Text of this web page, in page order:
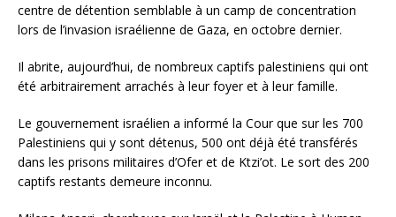
centre de détention semblable à un camp de concentration
lors de l’invasion israélienne de Gaza, en octobre dernier.
Il abrite, aujourd’hui, de nombreux captifs palestiniens qui ont
été arbitrairement arrachés à leur foyer et à leur famille.
Le gouvernement israélien a informé la Cour que sur les 700
Palestiniens qui y sont détenus, 500 ont déjà été transférés
dans les prisons militaires d’Ofer et de Ktzi’ot. Le sort des 200
captifs restants demeure inconnu.